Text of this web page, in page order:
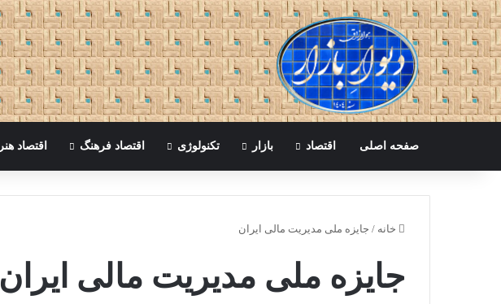
صفحه اصلی اقتصاد بازار تکنولوژی اقتصاد فرهنگ اقتصاد هنر
خانه / جایزه ملی مدیریت مالی ایران
جایزه ملی مدیریت مالی ایران